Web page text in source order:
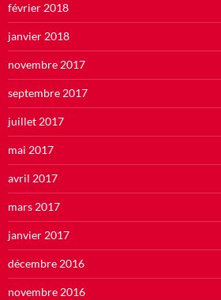
février 2018
janvier 2018
novembre 2017
septembre 2017
juillet 2017
mai 2017
avril 2017
mars 2017
janvier 2017
décembre 2016
novembre 2016